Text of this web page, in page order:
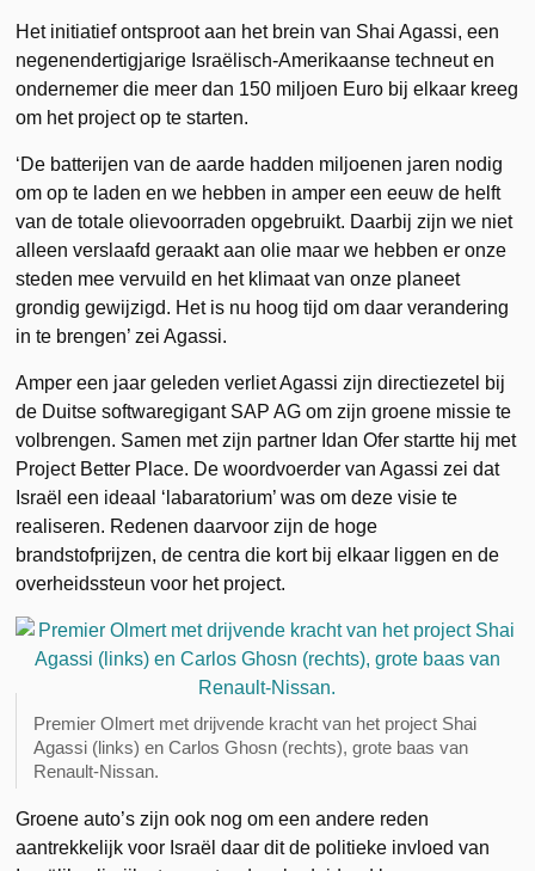
Het initiatief ontsproot aan het brein van Shai Agassi, een
negenendertigjarige Israëlisch-Amerikaanse techneut en
ondernemer die meer dan 150 miljoen Euro bij elkaar kreeg
om het project op te starten.
‘De batterijen van de aarde hadden miljoenen jaren nodig
om op te laden en we hebben in amper een eeuw de helft
van de totale olievoorraden opgebruikt. Daarbij zijn we niet
alleen verslaafd geraakt aan olie maar we hebben er onze
steden mee vervuild en het klimaat van onze planeet
grondig gewijzigd. Het is nu hoog tijd om daar verandering
in te brengen’ zei Agassi.
Amper een jaar geleden verliet Agassi zijn directiezetel bij
de Duitse softwaregigant SAP AG om zijn groene missie te
volbrengen. Samen met zijn partner Idan Ofer startte hij met
Project Better Place. De woordvoerder van Agassi zei dat
Israël een ideaal ‘labaratorium’ was om deze visie te
realiseren. Redenen daarvoor zijn de hoge
brandstofprijzen, de centra die kort bij elkaar liggen en de
overheidssteun voor het project.
Premier Olmert met drijvende kracht van het project Shai
Agassi (links) en Carlos Ghosn (rechts), grote baas van
Renault-Nissan.
Groene auto’s zijn ook nog om een andere reden
aantrekkelijk voor Israël daar dit de politieke invloed van